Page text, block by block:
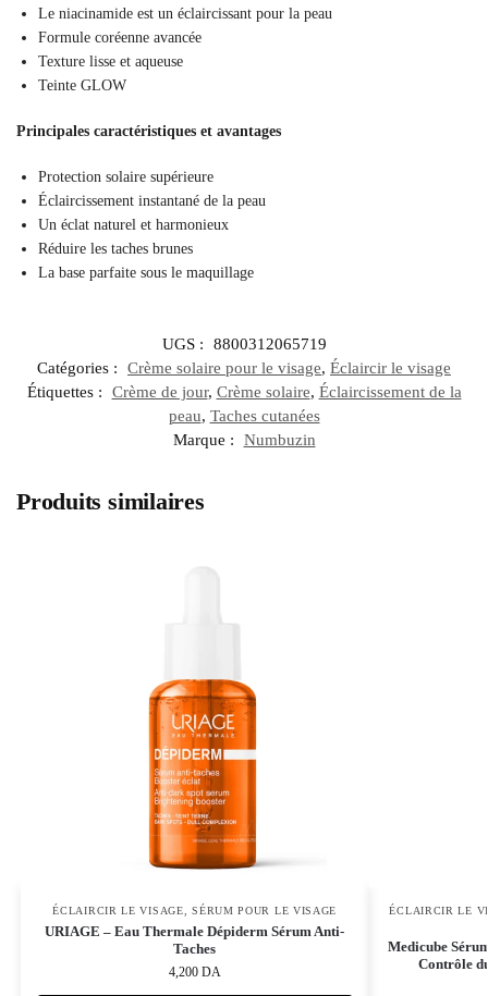
Le niacinamide est un éclaircissant pour la peau
Formule coréenne avancée
Texture lisse et aqueuse
Teinte GLOW
Principales caractéristiques et avantages
Protection solaire supérieure
Éclaircissement instantané de la peau
Un éclat naturel et harmonieux
Réduire les taches brunes
La base parfaite sous le maquillage
UGS :
8800312065719
Catégories :
Crème solaire pour le visage, Éclaircir le visage
Étiquettes :
Crème de jour, Crème solaire, Éclaircissement de la
peau, Taches cutanées
Marque :
Numbuzin
Produits similaires
ÉCLAIRCIR LE VISAGE,SÉRUM POUR LE VISAGE
URIAGE – Eau Thermale Dépiderm Sérum Anti-
Taches
4,200 DA
ÉCLAIRCIR LE
Medicube
Contrôle